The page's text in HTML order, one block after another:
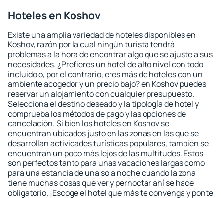
Hoteles en Koshov
Existe una amplia variedad de hoteles disponibles en
Koshov, razón por la cual ningún turista tendrá
problemas a la hora de encontrar algo que se ajuste a sus
necesidades. ¿Prefieres un hotel de alto nivel con todo
incluido o, por el contrario, eres más de hoteles con un
ambiente acogedor y un precio bajo? en Koshov puedes
reservar un alojamiento con cualquier presupuesto.
Selecciona el destino deseado y la tipología de hotel y
comprueba los métodos de pago y las opciones de
cancelación. Si bien los hoteles en Koshov se
encuentran ubicados justo en las zonas en las que se
desarrollan actividades turísticas populares, también se
encuentran un poco más lejos de las multitudes. Estos
son perfectos tanto para unas vacaciones largas como
para una estancia de una sola noche cuando la zona
tiene muchas cosas que ver y pernoctar ahí se hace
obligatorio. ¡Escoge el hotel que más te convenga y ponte